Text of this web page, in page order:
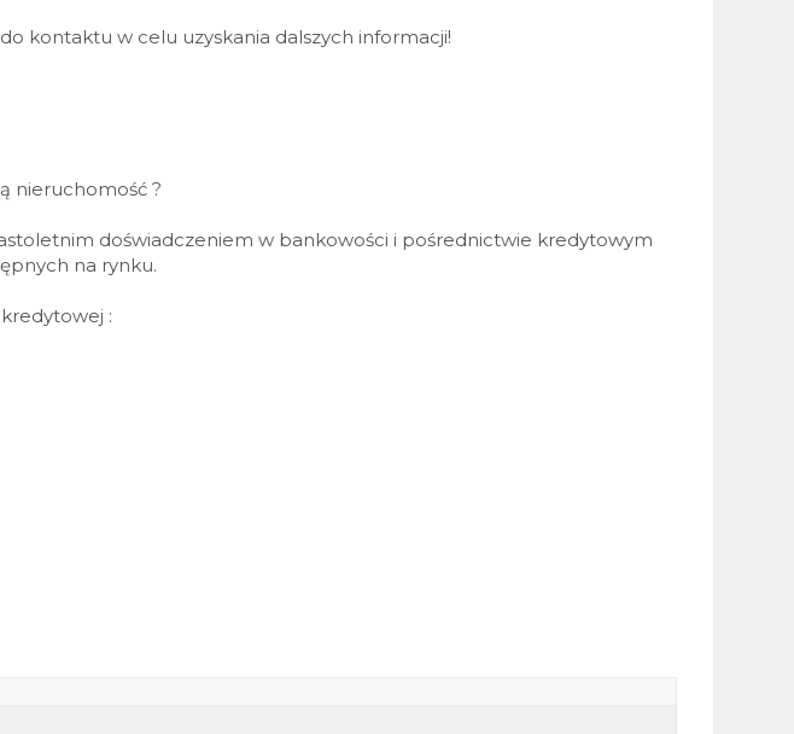
kontaktu w celu uzyskania dalszych informacji!
nieruchomość ?
doświadczeniem w bankowości i pośrednictwie kredytowym
na rynku.
: